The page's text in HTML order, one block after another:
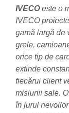
IVECOeste o
IVECO
gamă largă de
grele,
orice tip de
extinde
fiecărui client
misiunii sale.
în jurul